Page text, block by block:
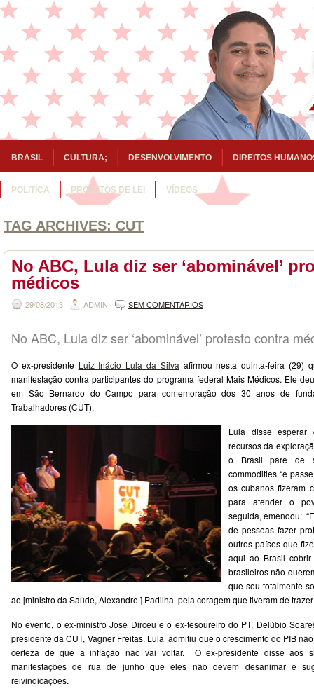
BRASIL CULTURA; DESENVOLVIMENTO DIREITOS
POLITICA PROJETOS DE LEI VÍDEOS
TAG ARCHIVES: CUT
No ABC, Lula diz ser ‘abominável’
médicos
29/08/2013 ADMIN SEM COMENTÁRIOS
No ABC, Lula diz ser ‘abominável’ protesto contra
O ex-presidente Luiz Inácio Lula da Silva afirmou nesta quinta-feira (29)
manifestação contra participantes do programa federal Mais Médicos. Ele
em São Bernardo do Campo para comemoração dos 30 anos de
Trabalhadores (CUT).
Lula disse
recursos da
o Brasil pare de
commodities “e
os cubanos fizeram
para atender o
seguida, emendou:
de pessoas fazer
outros países que
aqui ao Brasil
brasileiros não
que sou totalmente
ao [ministro da Saúde, Alexandre ] Padilha pela coragem que tiveram de
No evento, o ex-ministro José Dirceu e o ex-tesoureiro do PT, Delúbio
presidente da CUT, Vagner Freitas. Lula admitiu que o crescimento do PIB
certeza de que a inflação não vai voltar. O ex-presidente disse aos
manifestações de rua de junho que eles não devem desanimar e
reivindicações.